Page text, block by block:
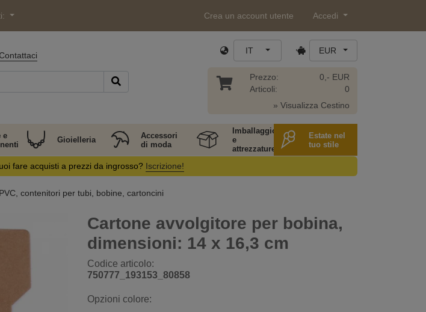
Crea un account utente Accedi
IT EUR
Prezzo:
Articoli:
0,- EUR
0
» Visualizza Cestino
e
Gioielleria
Accessori
di moda
Imballaggio
e
attrezzature
Estate nel
tuo stile
fare acquisti a prezzi da ingrosso? Iscrizione!
contenitori per tubi, bobine, cartoncini
Cartone avvolgitore per bobina,
dimensioni: 14 x 16,3 cm
Codice articolo:
750777_193153_80858
Opzioni colore: